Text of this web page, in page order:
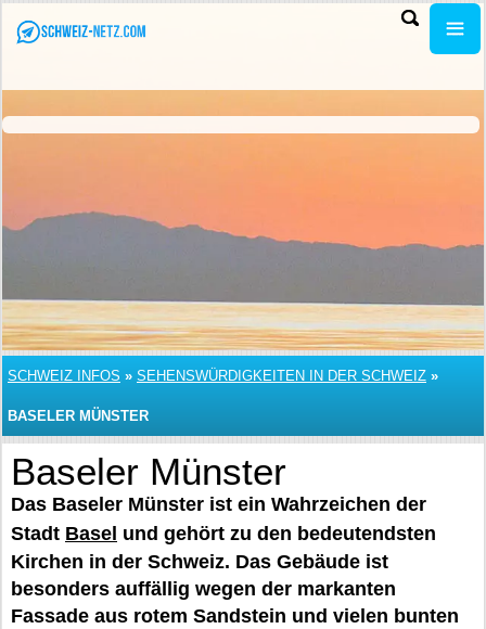
SCHWEIZ INFOS » SEHENSWÜRDIGKEITEN IN DER SCHWEIZ »
BASELER MÜNSTER
Baseler Münster
Das Baseler Münster ist ein Wahrzeichen der
Stadt Basel und gehört zu den bedeutendsten
Kirchen in der Schweiz. Das Gebäude ist
besonders auffällig wegen der markanten
Fassade aus rotem Sandstein und vielen bunten